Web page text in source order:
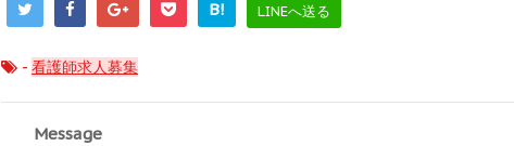
B! LINEへ送る
- 看護師求人募集
Message